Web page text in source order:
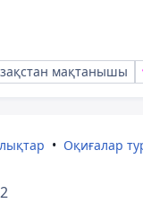
мақтанышы
Оқиғалар